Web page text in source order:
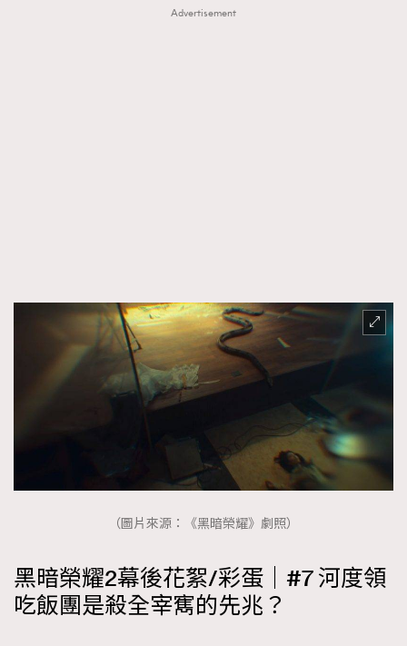
Advertisement
（圖片來源：《黑暗榮耀》劇照）
黑暗榮耀2幕後花絮/彩蛋｜#7 河度領
吃飯團是殺全宰寯的先兆？